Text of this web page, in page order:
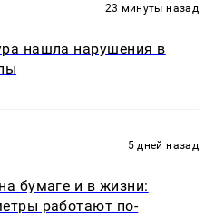
23 минуты назад
нашла нарушения в
5 дней назад
бумаге и в жизни:
работают по-